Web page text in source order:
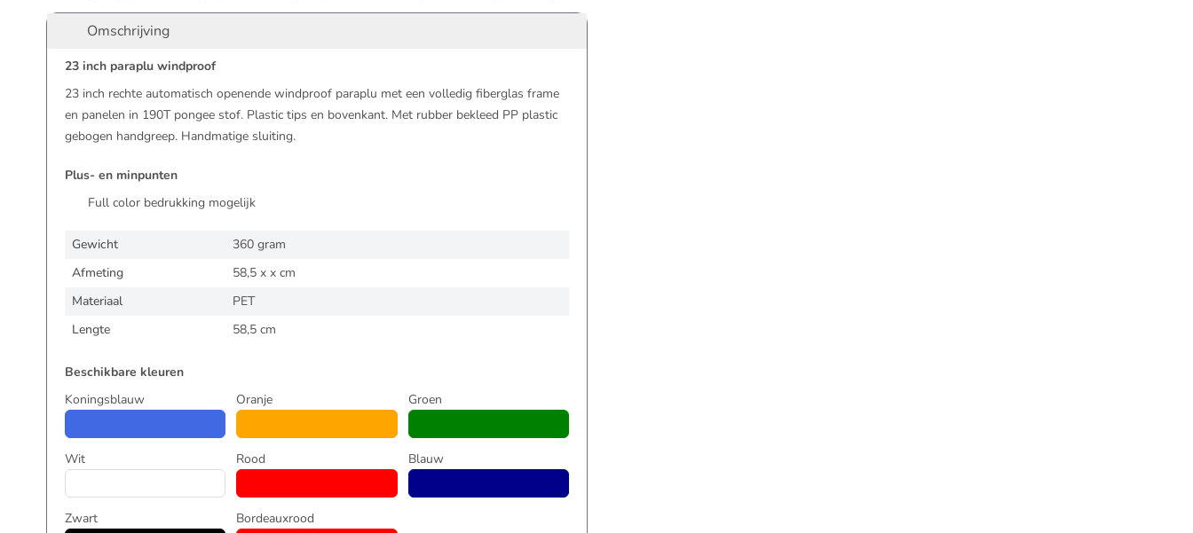
Omschrijving
23 inch paraplu windproof
23 inch rechte automatisch openende windproof paraplu met een volledig fiberglas frame
en panelen in 190T pongee stof. Plastic tips en bovenkant. Met rubber bekleed PP plastic
gebogen handgreep. Handmatige sluiting.
Plus- en minpunten
Full color bedrukking mogelijk
Gewicht
360 gram
Afmeting
58,5 x x cm
Materiaal
PET
Lengte
58,5 cm
Beschikbare kleuren
Koningsblauw
Oranje Groen
Wit Rood Blauw
Zwart Bordeauxrood